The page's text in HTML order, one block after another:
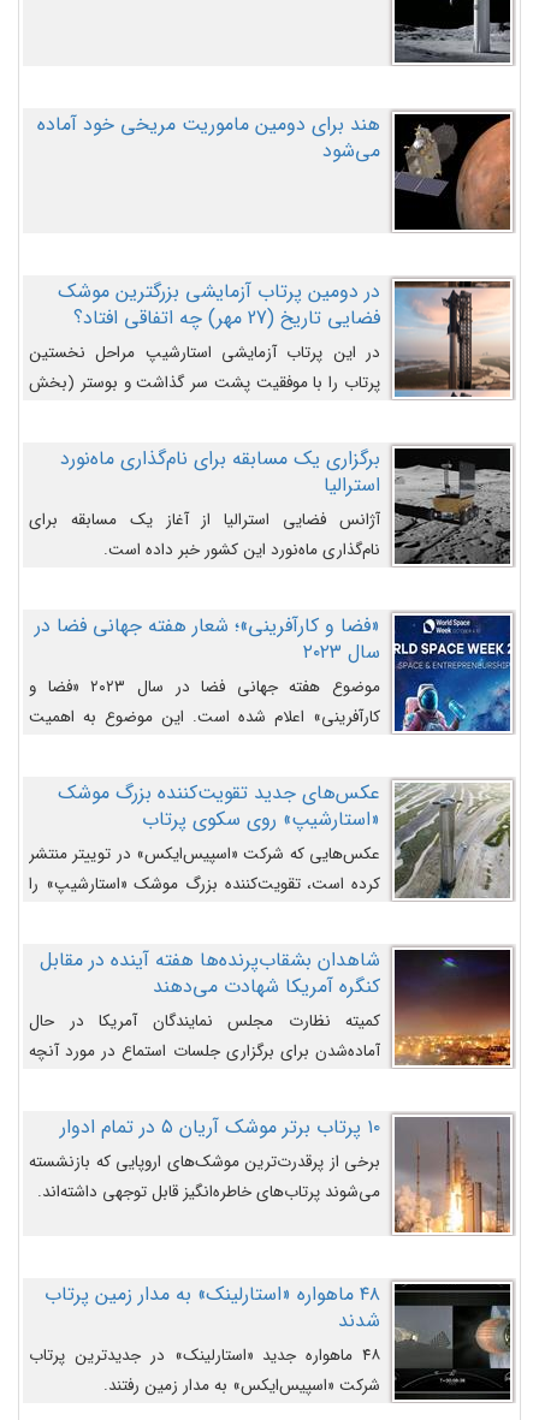
هند برای دومین ماموریت مریخی خود آماده
می‌شود
در دومین پرتاب آزمایشی بزرگترین موشک
فضایی تاریخ (27 مهر‌) چه اتفاقی افتاد؟
در این پرتاب آزمایشی استارشیپ مراحل نخستین
پرتاب را با موفقیت پشت سر گذاشت و بوستر (بخش
را وارد مسیر از پیش تعیین‌شده کند و سپس با یک
مکانیزم جدید با موفقیت از آن جدا شود. ‌
برگزاری یک مسابقه برای نام‌گذاری ماه‌نورد
استرالیا
آژانس فضایی استرالیا از آغاز یک مسابقه برای
نام‌گذاری ماه‌نورد این کشور خبر داده است.
«فضا و کارآفرینی»؛ شعار هفته جهانی فضا در
سال ۲۰۲۳
موضوع هفته جهانی فضا در سال ۲۰۲۳ «فضا و
کارآفرینی» اعلام شده است. این موضوع به اهمیت
روزافزون کارآفرینی در حوزه فضایی و مزایای جدیدی که
کارآفرینان این حوزه ایجاد می‌کنند، می‌پردازد.
عکس‌های جدید تقویت‌کننده بزرگ موشک
«استارشیپ» روی سکوی پرتاب
عکس‌هایی که شرکت «اسپیس‌ایکس» در توییتر منتشر
کرده است، تقویت‌کننده بزرگ موشک «استارشیپ» را
شاهدان بشقاب‌پرنده‌ها هفته آینده در مقابل
کنگره آمریکا شهادت می‌دهند
کمیته نظارت مجلس نمایندگان آمریکا در حال
آماده‌شدن برای برگزاری جلسات استماع در مورد آنچه
می‌دانند، است و قرار است افشاگران یوفوها هفته آینده
در مقابل آنها شهادت دهند.۱۰ پرتاب برتر موشک آریان ۵ در تمام ادوار
برخی از پرقدرت‌ترین موشک‌های اروپایی که بازنشسته
می‌شوند پرتاب‌های خاطره‌انگیز قابل توجهی داشته‌اند.
۴۸ ماهواره «استارلینک» به مدار زمین پرتاب
شدند
۴۸ ماهواره جدید «استارلینک» در جدیدترین پرتاب
شرکت «اسپیس‌ایکس» به مدار زمین رفتند.